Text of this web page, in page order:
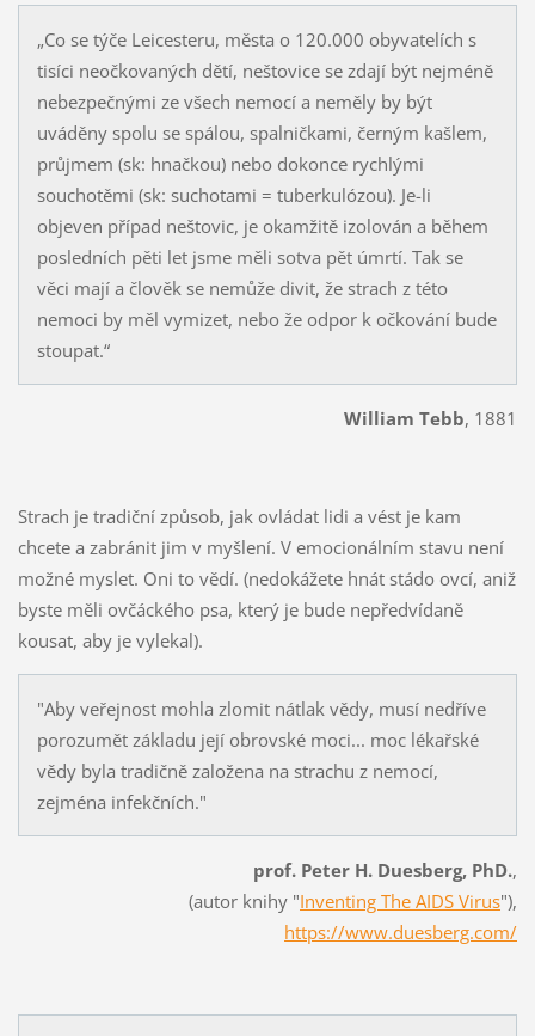
„Co se týče Leicesteru, města o 120.000 obyvatelích s
tisíci neočkovaných dětí, neštovice se zdají být nejméně
nebezpečnými ze všech nemocí a neměly by být
uváděny spolu se spálou, spalničkami, černým kašlem,
průjmem (sk: hnačkou) nebo dokonce rychlými
souchotěmi (sk: suchotami = tuberkulózou). Je-li
objeven případ neštovic, je okamžitě izolován a během
posledních pěti let jsme měli sotva pět úmrtí. Tak se
věci mají a člověk se nemůže divit, že strach z této
nemoci by měl vymizet, nebo že odpor k očkování bude
stoupat.“
William Tebb, 1881
Strach je tradiční způsob, jak ovládat lidi a vést je kam
chcete a zabránit jim v myšlení. V emocionálním stavu není
možné myslet. Oni to vědí. (nedokážete hnát stádo ovcí, aniž
byste měli ovčáckého psa, který je bude nepředvídaně
kousat, aby je vylekal).
"Aby veřejnost mohla zlomit nátlak vědy, musí nedříve
porozumět základu její obrovské moci... moc lékařské
vědy byla tradičně založena na strachu z nemocí,
zejména infekčních."
prof. Peter H. Duesberg, PhD.,
(autor knihy "Inventing The AIDS Virus"),
https://www.duesberg.com/